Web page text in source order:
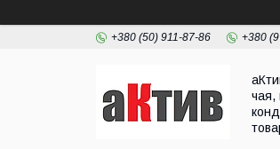
+380 (50) 911-87-86 +380
чая,